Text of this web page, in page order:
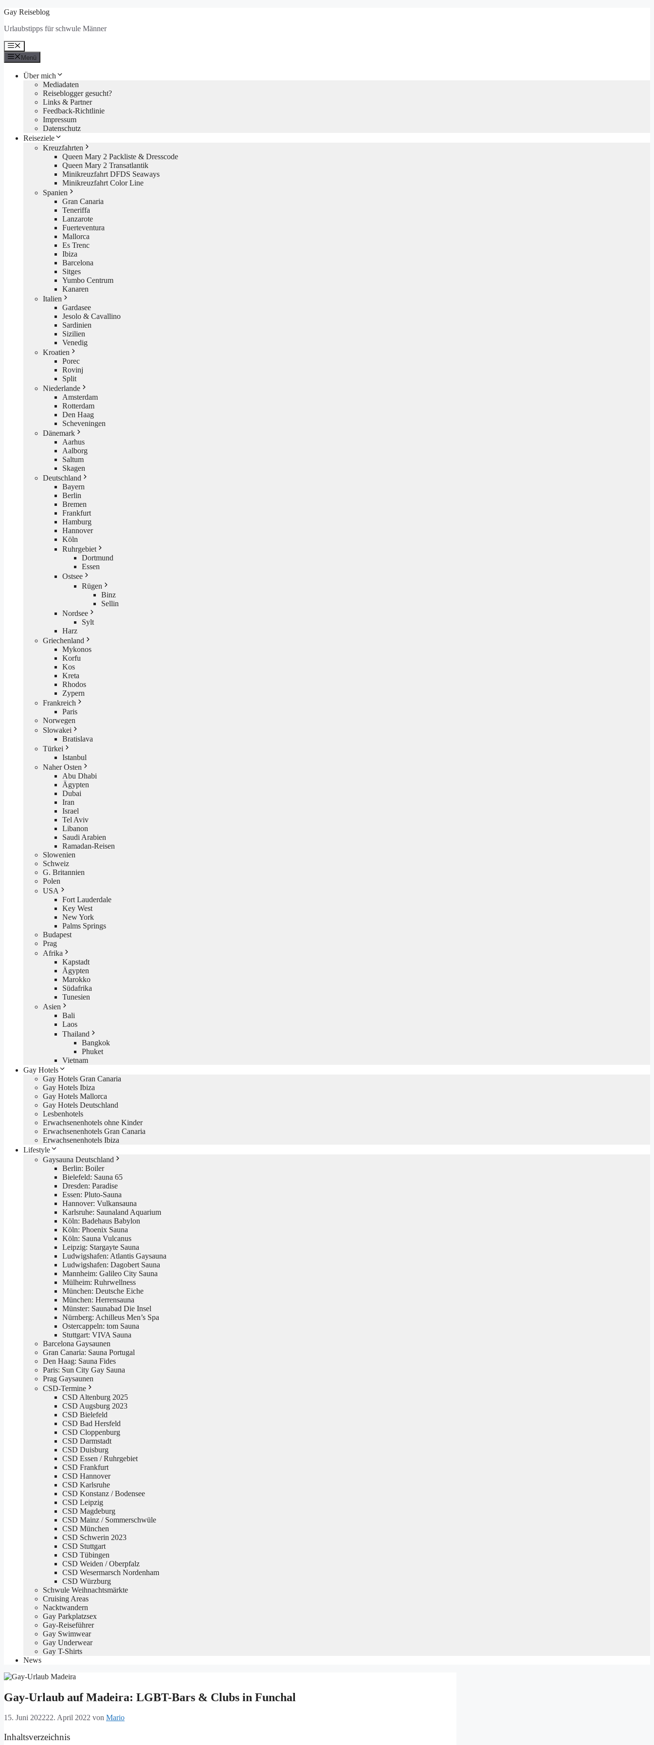
Zum
springen
Gay Reiseblog
Urlaubstipps für schwule Männer
Menü
Menü
Über mich
Mediadaten
Reiseblogger gesucht?
Links & Partner
Feedback-Richtlinie
Impressum
Datenschutz
Reiseziele
Kreuzfahrten
Queen Mary 2 Packliste & Dresscode
Queen Mary 2 Transatlantik
Minikreuzfahrt DFDS Seaways
Minikreuzfahrt Color Line
Spanien
Gran Canaria
Teneriffa
Lanzarote
Fuerteventura
Mallorca
Es Trenc
Ibiza
Barcelona
Sitges
Yumbo Centrum
Kanaren
Italien
Gardasee
Jesolo & Cavallino
Sardinien
Sizilien
Venedig
Kroatien
Porec
Rovinj
Split
Niederlande
Amsterdam
Rotterdam
Den Haag
Scheveningen
Dänemark
Aarhus
Aalborg
Saltum
Skagen
Deutschland
Bayern
Berlin
Bremen
Frankfurt
Hamburg
Hannover
Köln
Ruhrgebiet
Dortmund
Essen
Ostsee
Rügen
Binz
Sellin
Nordsee
Sylt
Harz
Griechenland
Mykonos
Korfu
Kos
Kreta
Rhodos
Zypern
Frankreich
Paris
Norwegen
Slowakei
Bratislava
Türkei
Istanbul
Naher Osten
Abu Dhabi
Ägypten
Dubai
Iran
Israel
Tel Aviv
Libanon
Saudi Arabien
Ramadan-Reisen
Slowenien
Schweiz
G. Britannien
Polen
USA
Fort Lauderdale
Key West
New York
Palms Springs
Budapest
Prag
Afrika
Kapstadt
Ägypten
Marokko
Südafrika
Tunesien
Asien
Bali
Laos
Thailand
Bangkok
Phuket
Vietnam
Gay Hotels
Gay Hotels Gran Canaria
Gay Hotels Ibiza
Gay Hotels Mallorca
Gay Hotels Deutschland
Lesbenhotels
Erwachsenenhotels ohne Kinder
Erwachsenenhotels Gran Canaria
Erwachsenenhotels Ibiza
Lifestyle
Gaysauna Deutschland
Berlin: Boiler
Bielefeld: Sauna 65
Dresden: Paradise
Essen: Pluto-Sauna
Hannover: Vulkansauna
Karlsruhe: Saunaland Aquarium
Köln: Badehaus Babylon
Köln: Phoenix Sauna
Köln: Sauna Vulcanus
Leipzig: Stargayte Sauna
Ludwigshafen: Atlantis Gaysauna
Ludwigshafen: Dagobert Sauna
Mannheim: Galileo City Sauna
Mülheim: Ruhrwellness
München: Deutsche Eiche
München: Herrensauna
Münster: Saunabad Die Insel
Nürnberg: Achilleus Men’s Spa
Ostercappeln: tom Sauna
Stuttgart: VIVA Sauna
Barcelona Gaysaunen
Gran Canaria: Sauna Portugal
Den Haag: Sauna Fides
Paris: Sun City Gay Sauna
Prag Gaysaunen
CSD-Termine
CSD Altenburg 2025
CSD Augsburg 2023
CSD Bielefeld
CSD Bad Hersfeld
CSD Cloppenburg
CSD Darmstadt
CSD Duisburg
CSD Essen / Ruhrgebiet
CSD Frankfurt
CSD Hannover
CSD Karlsruhe
CSD Konstanz / Bodensee
CSD Leipzig
CSD Magdeburg
CSD Mainz / Sommerschwüle
CSD München
CSD Schwerin 2023
CSD Stuttgart
CSD Tübingen
CSD Weiden / Oberpfalz
CSD Wesermarsch Nordenham
CSD Würzburg
Schwule Weihnachtsmärkte
Cruising Areas
Nacktwandern
Gay Parkplatzsex
Gay-Reiseführer
Gay Swimwear
Gay Underwear
Gay T-Shirts
News
Gay-Urlaub auf Madeira: LGBT-Bars & Clubs in Funchal
15. Juni 202222. April 2022 von Mario
Inhaltsverzeichnis